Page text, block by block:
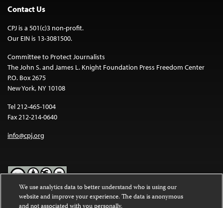
Contact Us
CPJ is a 501(c)3 non-profit.
Our EIN is 13-3081500.
Committee to Protect Journalists
The John S. and James L. Knight Foundation Press Freedom Center
P.O. Box 2675
New York, NY 10108
Tel 212-465-1004
Fax 212-214-0640
info@cpj.org
Except where noted, text on this website is licensed under a
We use analytics data to better understand who is using our
website and improve your experience. The data is anonymous